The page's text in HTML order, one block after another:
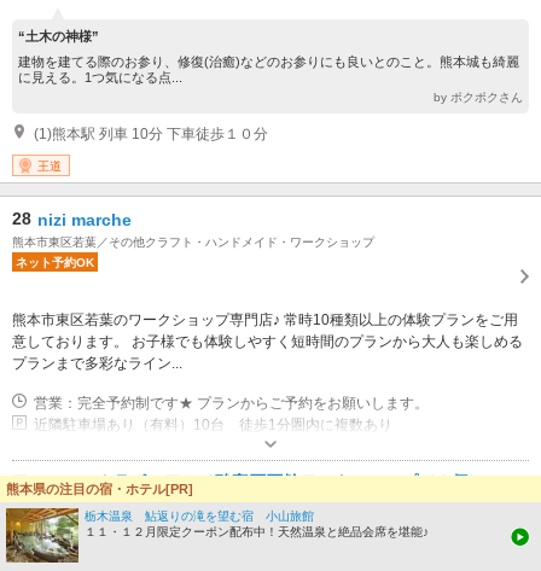
“土木の神様”
建物を建てる際のお参り、修復(治癒)などのお参りにも良いとのこと。熊本城も綺麗
に見える。1つ気になる点...
by ポクポクさん
(1)熊本駅 列車 10分 下車徒歩１０分
王道
28 nizi marche
熊本市東区若葉／その他クラフト・ハンドメイド・ワークショップ
ネット予約OK
熊本市東区若葉のワークショップ専門店♪ 常時10種類以上の体験プランをご用
意しております。 お子様でも体験しやすく短時間のプランから大人も楽しめる
プランまで多彩なライン...
営業：完全予約制です★ プランからご予約をお願いします。
近隣駐車場あり（有料）10台 徒歩1分圏内に複数あり
アロマティカラボのアミノ酸宝石石鹸ワークショップ（１個）。
〇゜好きな色のキラキラ石鹸を作りましょう☆
石鹸作り
熊本県の注目の宿・ホテル[PR]
栃木温泉 鮎返りの滝を望む宿 小山旅館
１１・１２月限定クーポン配布中！天然温泉と絶品会席を堪能♪